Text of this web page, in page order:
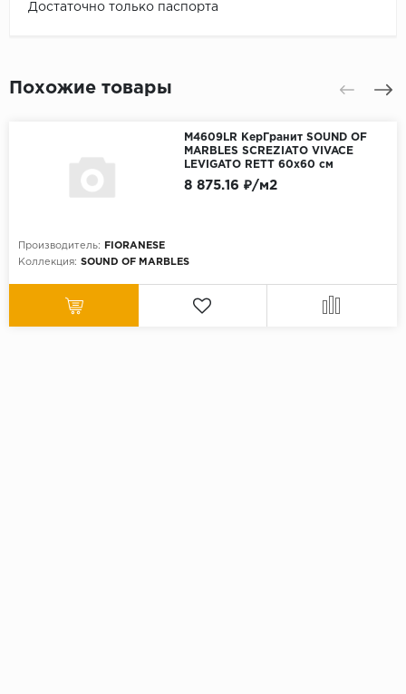
Достаточно только паспорта
Похожие товары
M4609LR КерГранит SOUND OF
MARBLES SCREZIATO VIVACE
LEVIGATO RETT 60x60 см
Производитель:
FIORANESE
Коллекция: SOUND OF MARBLES
8 875.16 ₽/м2